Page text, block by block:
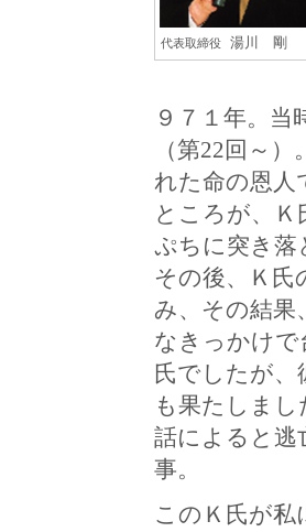
代表取締役 湯川 剛
９７１年。
（第22回～
れた命の恩人
ところが、
ぷちに突き落
その後、Ｋ氏
み、その結果
なきっかけで
氏でしたが、
も果たしまし
話によると逃
事。
このＫ氏が